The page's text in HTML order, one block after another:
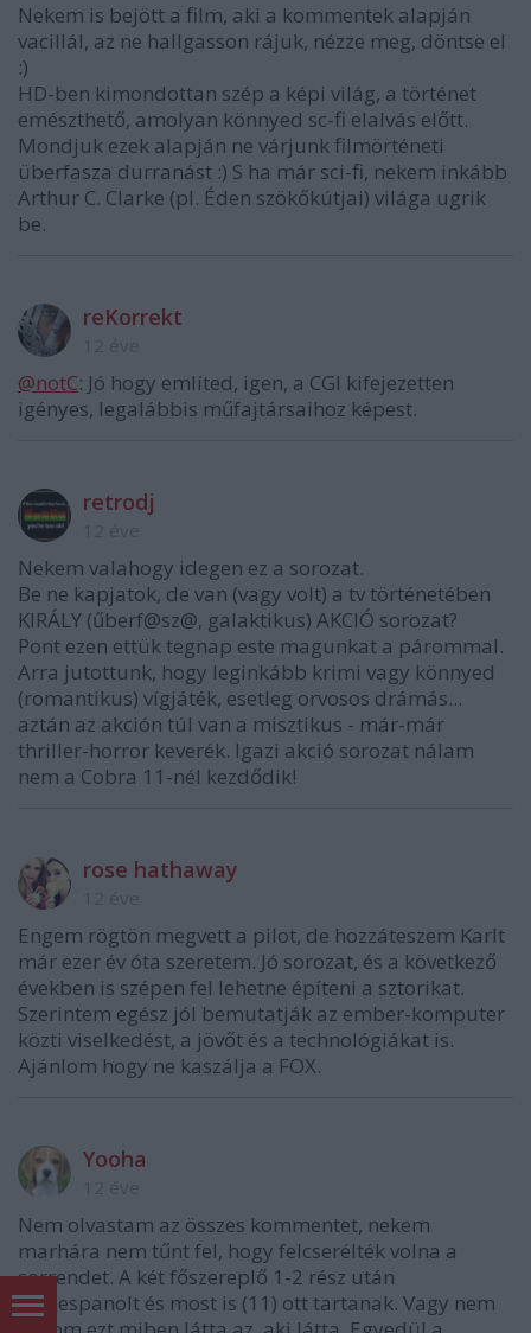
Nekem is bejött a film, aki a kommentek alapján
vacillál, az ne hallgasson rájuk, nézze meg, döntse el
:)
HD-ben kimondottan szép a képi világ, a történet
emészthető, amolyan könnyed sc-fi elalvás előtt.
Mondjuk ezek alapján ne várjunk filmörténeti
überfasza durranást :) S ha már sci-fi, nekem inkább
Arthur C. Clarke (pl. Éden szökőkútjai) világa ugrik
be.
reKorrekt
@notC: Jó hogy említed, igen, a CGI kifejezetten
igényes, legalábbis műfajtársaihoz képest.
retrodj
Nekem valahogy idegen ez a sorozat.
Be ne kapjatok, de van (vagy volt) a tv történetében
KIRÁLY (űberf@sz@, galaktikus) AKCIÓ sorozat?
Pont ezen ettük tegnap este magunkat a párommal.
Arra jutottunk, hogy leginkább krimi vagy könnyed
(romantikus) vígjáték, esetleg orvosos drámás...
aztán az akción túl van a misztikus - már-már
thriller-horror keverék. Igazi akció sorozat nálam
nem a Cobra 11-nél kezdődik!
rose hathaway
Engem rögtön megvett a pilot, de hozzáteszem Karlt
már ezer év óta szeretem. Jó sorozat, és a következő
években is szépen fel lehetne építeni a sztorikat.
Szerintem egész jól bemutatják az ember-komputer
közti viselkedést, a jövőt és a technológiákat is.
Ajánlom hogy ne kaszálja a FOX.
Yooha
Nem olvastam az összes kommentet, nekem
marhára nem tűnt fel, hogy felcserélték volna a
sorrendet. A két főszereplő 1-2 rész után
összespanolt és most is (11) ott tartanak. Vagy nem